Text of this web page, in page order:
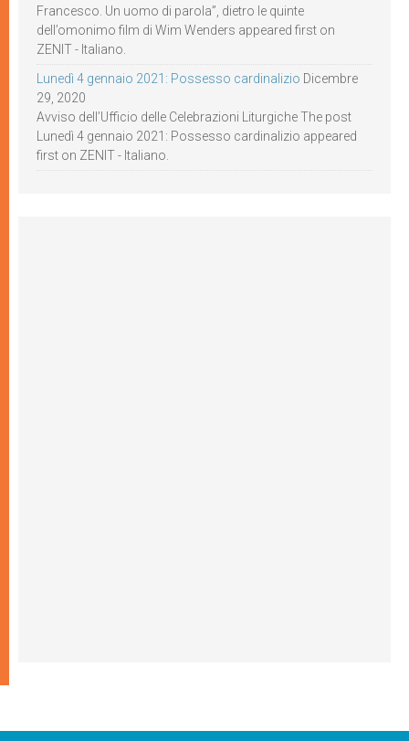
Francesco. Un uomo di parola”, dietro le quinte
dell’omonimo film di Wim Wenders appeared first on
ZENIT - Italiano.
Lunedì 4 gennaio 2021: Possesso cardinalizio Dicembre
29, 2020
Avviso dell’Ufficio delle Celebrazioni Liturgiche The post
Lunedì 4 gennaio 2021: Possesso cardinalizio appeared
first on ZENIT - Italiano.